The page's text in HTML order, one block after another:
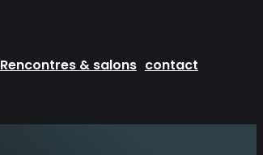
Rencontres & salons contact